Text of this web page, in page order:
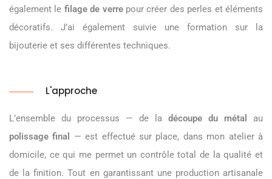
également le filage de verrepour créer des perles et éléments
décoratifs. J’ai également suivie une formation sur la
bijouterie et ses différentes techniques.
L'approche
L’ensemble du processus — de la découpe du métal
au
polissage final
— est effectué sur place, dans mon atelier à
domicile, ce qui me permet un contrôle total de la qualité et
de la finition. Tout en garantissant une production artisanale